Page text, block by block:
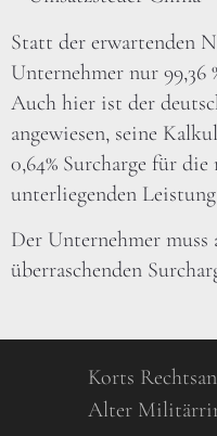
Statt der erwartenden
Unternehmer nur 99,36
Auch hier ist der
angewiesen, seine
0,64% Surcharge für
unterliegenden
Der Unternehmer
überraschenden
Korts
Alter